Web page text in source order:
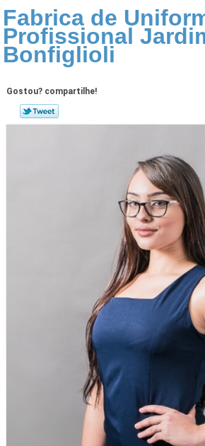
Fabrica de
Profissional
Bonfiglioli
Gostou? compartilhe!